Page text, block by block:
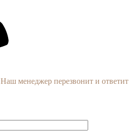
Наш менеджер перезвонит и ответит